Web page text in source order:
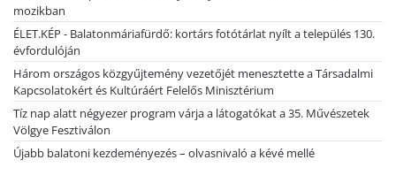
mozikban
ÉLET.KÉP - Balatonmáriafürdő: kortárs fotótárlat nyílt a település 130.
évfordulóján
Három országos közgyűjtemény vezetőjét menesztette a Társadalmi
Kapcsolatokért és Kultúráért Felelős Minisztérium
Tíz nap alatt négyezer program várja a látogatókat a 35. Művészetek
Völgye Fesztiválon
Újabb balatoni kezdeményezés – olvasnivaló a kévé mellé